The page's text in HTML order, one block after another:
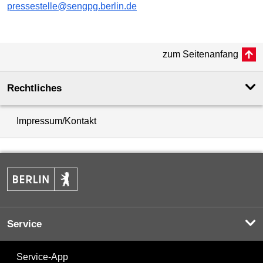
pressestelle@sengpg.berlin.de
zum Seitenanfang
Rechtliches
Impressum/Kontakt
Service
Service-App